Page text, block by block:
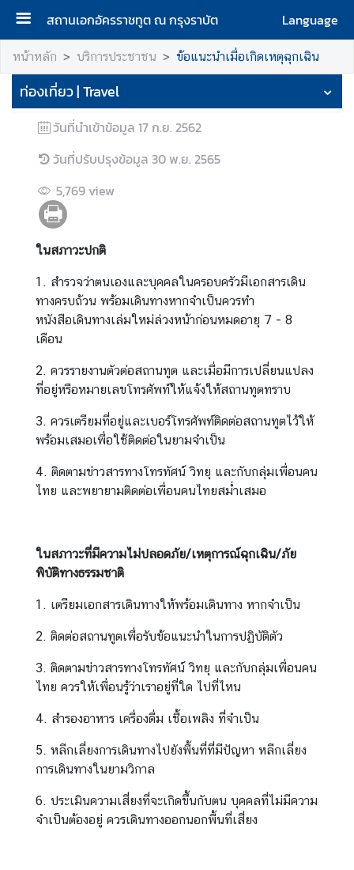
สถานเอกอัครราชทูต ณ กรุงราบัต
Language
ห
น้
า
แ
ร
ก
|
H
o
m
e
ส
อ
ท
o
n
a
c
t
ว
|
e
w
อ
เ
ที่
ย
ว
หน้าหลัก บริการประชาชน ข้อแนะนำเมื่อเกิดเหตุฉุกเฉิน
ท่องเที่ยว | Travel
วันที่นำเข้าข้อมูล 17 ก.ย. 2562
วันที่ปรับปรุงข้อมูล 30 พ.ย. 2565
5,769 view
ในสภาวะปกติ
1. สำรวจว่าตนเองและบุคคลในครอบครัวมีเอกสารเดิน
ทางครบถ้วน พร้อมเดินทางหากจำเป็นควรทำ
หนังสือเดินทางเล่มใหม่ล่วงหน้าก่อนหมดอายุ 7 - 8
เดือน
2. ควรรายงานตัวต่อสถานทูต และเมื่อมีการเปลี่ยนแปลง
ที่อยู่หรือหมายเลขโทรศัพท์ให้แจ้งให้สถานทูตทราบ
3. ควรเตรียมที่อยู่และเบอร์โทรศัพท์ติดต่อสถานทูตไว้ให้
พร้อมเสมอเพื่อใช้ติดต่อในยามจำเป็น
4. ติดตามข่าวสารทางโทรทัศน์ วิทยุ และกับกลุ่มเพื่อนคน
ไทย และพยายามติดต่อเพื่อนคนไทยสม่ำเสมอ
ในสภาวะที่มีความไม่ปลอดภัย/เหตุการณ์ฉุกเฉิน/ภัย
พิบัติทางธรรมชาติ
1. เตรียมเอกสารเดินทางให้พร้อมเดินทาง หากจำเป็น
2. ติดต่อสถานทูตเพื่อรับข้อแนะนำในการปฏิบัติตัว
3. ติดตามข่าวสารทางโทรทัศน์ วิทยุ และกับกลุ่มเพื่อนคน
ไทย ควรให้เพื่อนรู้ว่าเราอยู่ที่ใด ไปที่ไหน
4. สำรองอาหาร เครื่องดื่ม เชื้อเพลิง ที่จำเป็น
5. หลีกเลี่ยงการเดินทางไปยังพื้นที่ที่มีปัญหา หลีกเลี่ยง
การเดินทางในยามวิกาล
6. ประเมินความเสี่ยงที่จะเกิดขึ้นกับตน บุคคลที่ไม่มีความ
จำเป็นต้องอยู่ ควรเดินทางออกนอกพื้นที่เสี่ยง